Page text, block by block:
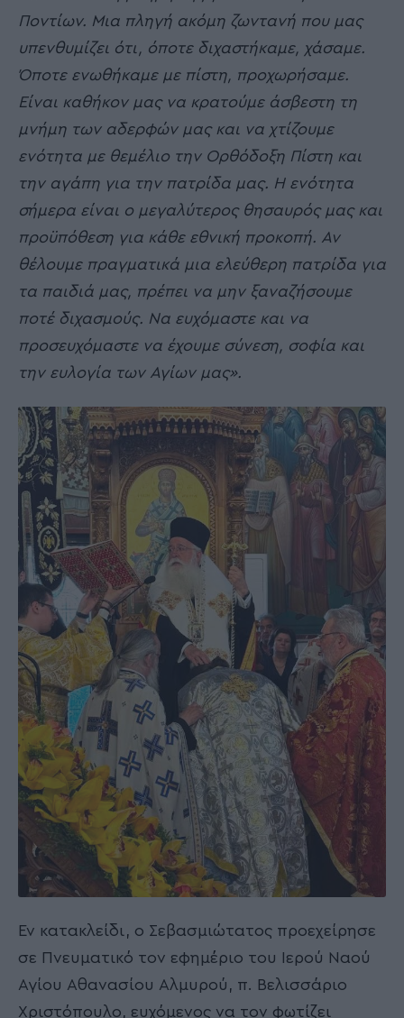
Ποντίων. Μια πληγή ακόμη ζωντανή που μας
υπενθυμίζει ότι, όποτε διχαστήκαμε, χάσαμε.
Όποτε ενωθήκαμε με πίστη, προχωρήσαμε.
Είναι καθήκον μας να κρατούμε άσβεστη τη
μνήμη των αδερφών μας και να χτίζουμε
ενότητα με θεμέλιο την Ορθόδοξη Πίστη και
την αγάπη για την πατρίδα μας. Η ενότητα
σήμερα είναι ο μεγαλύτερος θησαυρός μας και
προϋπόθεση για κάθε εθνική προκοπή. Αν
θέλουμε πραγματικά μια ελεύθερη πατρίδα για
τα παιδιά μας, πρέπει να μην ξαναζήσουμε
ποτέ διχασμούς. Να ευχόμαστε και να
προσευχόμαστε να έχουμε σύνεση, σοφία και
την ευλογία των Αγίων μας».
Εν κατακλείδι, ο Σεβασμιώτατος προεχείρησε
σε Πνευματικό τον εφημέριο του Ιερού Ναού
Αγίου Αθανασίου Αλμυρού, π. Βελισσάριο
Χριστόπουλο, ευχόμενος να τον φωτίζει